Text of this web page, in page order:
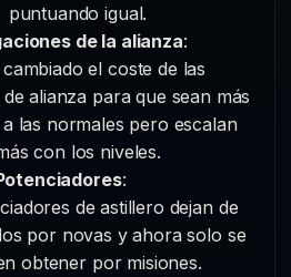
puntuando igual.
de la alianza:
el coste de las
alianza para que sean más
las normales pero escalan
con los niveles.
:
de astillero dejan de
por novas y ahora solo se
obtener por misiones.